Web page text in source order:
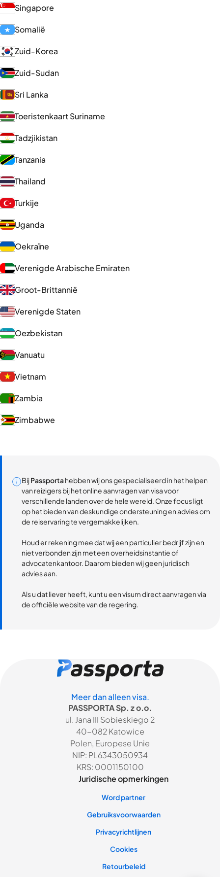
Singapore
Somalië
Zuid-Korea
Zuid-Sudan
Sri Lanka
Toeristenkaart Suriname
Tadzjikistan
Tanzania
Thailand
Turkije
Uganda
Oekraïne
Verenigde Arabische Emiraten
Groot-Brittannië
Verenigde Staten
Oezbekistan
Vanuatu
Vietnam
Zambia
Zimbabwe
BijPassportahebben wij ons gespecialiseerd in het helpen
van reizigers bij het online aanvragen van visa voor
verschillende landen over de hele wereld. Onze focus ligt
op het bieden van deskundige ondersteuning en advies om
de reiservaring te vergemakkelijken.
Houd er rekening mee dat wij een particulier bedrijf zijn en
niet verbonden zijn met een overheidsinstantie of
advocatenkantoor. Daarom bieden wij geen juridisch
advies aan.
Als u dat liever heeft, kunt u een visum direct aanvragen via
de officiële website van de regering.
Meer dan alleen visa.
PASSPORTA Sp. z o.o.
ul. Jana III Sobieskiego 2
40-082 Katowice
Polen, Europese Unie
NIP: PL6343050934
KRS: 0001150100
Juridische opmerkingen
Word partner
Gebruiksvoorwaarden
Privacyrichtlijnen
Cookies
Retourbeleid